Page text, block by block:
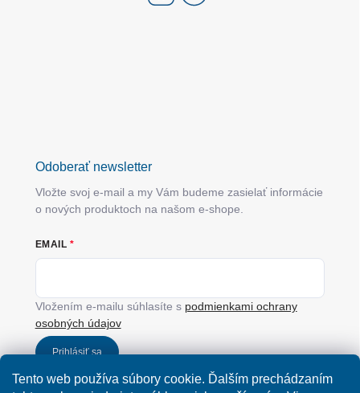
Tento web používa súbory cookie. Ďalším prechádzaním
Odoberať newsletter
Vložte svoj e-mail a my Vám budeme zasielať informácie
o nových produktoch na našom e-shope.
EMAIL
Vložením e-mailu súhlasíte s podmienkami ochrany
osobných údajov
Prihlásiť sa